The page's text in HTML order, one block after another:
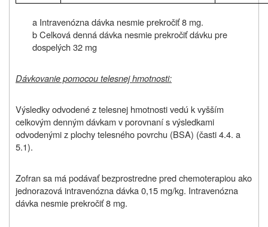
a Intravenózna dávka nesmie prekročiť 8 mg.
b Celková denná dávka nesmie prekročiť dávku pre
dospelých 32 mg
Dávkovanie pomocou telesnej hmotnosti:
Výsledky odvodené z telesnej hmotnosti vedú k vyšším
celkovým denným dávkam v porovnaní s výsledkami
odvodenými z plochy telesného povrchu (BSA) (časti 4.4. a
5.1).
Zofran sa má podávať bezprostredne pred chemoterapiou ako
jednorazová intravenózna dávka 0,15 mg/kg. Intravenózna
dávka nesmie prekročiť 8 mg.